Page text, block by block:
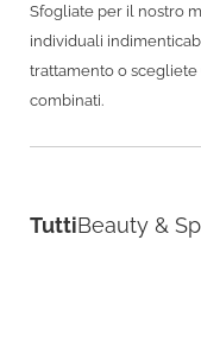
Sfogliate per il nostro
individuali
trattamento o
combinati.